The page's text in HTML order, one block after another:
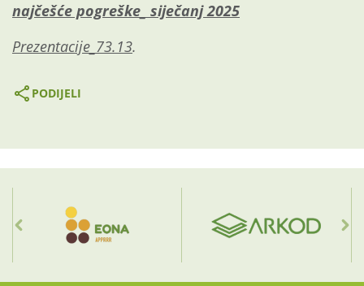
najčešće pogreške_ siječanj 2025
Prezentacije_73.13.
PODIJELI